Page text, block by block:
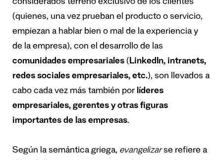
considerados terreno exclusivo de los clientes
(quienes, una vez prueban el producto o servicio,
empiezan a hablar bien o mal de la experiencia y
de la empresa), con el desarrollo de las
comunidades empresariales (LinkedIn, intranets,
redes sociales empresariales, etc.), son llevados a
cabo cada vez más también por líderes
empresariales, gerentes y otras figuras
importantes de las empresas.
Según la semántica griega, evangelizarse refiere a